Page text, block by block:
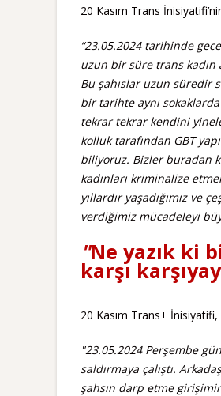
20 Kasım Trans
“23.05.2024 tarihinde
uzun bir süre trans kadın
Bu şahıslar uzun süredir
bir tarihte aynı
tekrar tekrar kendini
kolluk tarafından GBT
biliyoruz. Bizler buradan
kadınları kriminalize
yıllardır yaşadığımız ve
verdiğimiz mücadeleyi
"Ne yazık ki
karşı
20 Kasım Trans+ İnisiyatifi,
"23.05.2024 Perşembe
saldırmaya çalıştı.
şahsın darp etme